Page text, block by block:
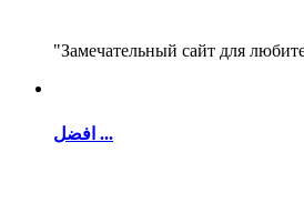
"Замечательный сайт для
افضل ...